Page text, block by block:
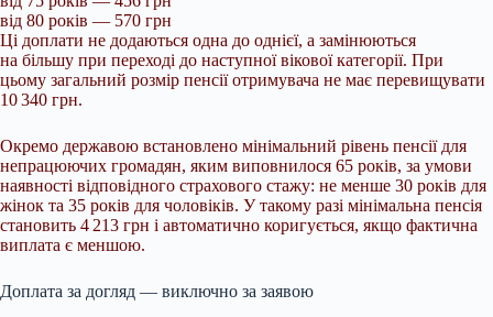
від 80 років — 570 грн
Ці доплати не додаються одна до однієї, а замінюються
на більшу при переході до наступної вікової категорії. При
цьому загальний розмір пенсії отримувача не має перевищувати
10 340 грн.
Окремо державою встановлено мінімальний рівень пенсії для
непрацюючих громадян, яким виповнилося 65 років, за умови
наявності відповідного страхового стажу: не менше 30 років для
жінок та 35 років для чоловіків. У такому разі мінімальна пенсія
становить 4 213 грн і автоматично коригується, якщо фактична
виплата є меншою.
Доплата за догляд — виключно за заявою